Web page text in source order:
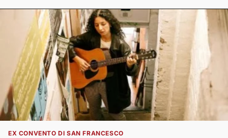
EX CONVENTO DI SAN FRANCESCO